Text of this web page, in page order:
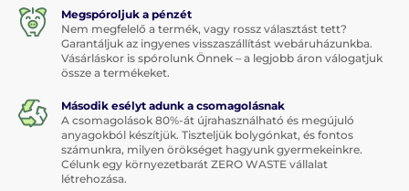
Megspóroljuk a pénzét
Nem megfelelő a termék, vagy rossz választást tett?
Garantáljuk az ingyenes visszaszállítást webáruházunkba.
Vásárláskor is spórolunk Önnek – a legjobb áron válogatjuk
össze a termékeket.
Második esélyt adunk a csomagolásnak
A csomagolások 80%-át újrahasználható és megújuló
anyagokból készítjük. Tiszteljük bolygónkat, és fontos
számunkra, milyen örökséget hagyunk gyermekeinkre.
Célunk egy környezetbarát ZERO WASTE vállalat
létrehozása.